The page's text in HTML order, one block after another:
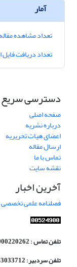
آمار
تعداد مشاهده مقاله
تعداد دریافت
دسترسی سریع
صفحه اصلی
درباره نشریه
اعضای هیات تحریریه
ارسال مقاله
تماس با ما
نقشه سایت
آخرین اخبار
فصلنامه علمی
تلفن تماس : 09900220262
تلفن سردبیر: 09143033712